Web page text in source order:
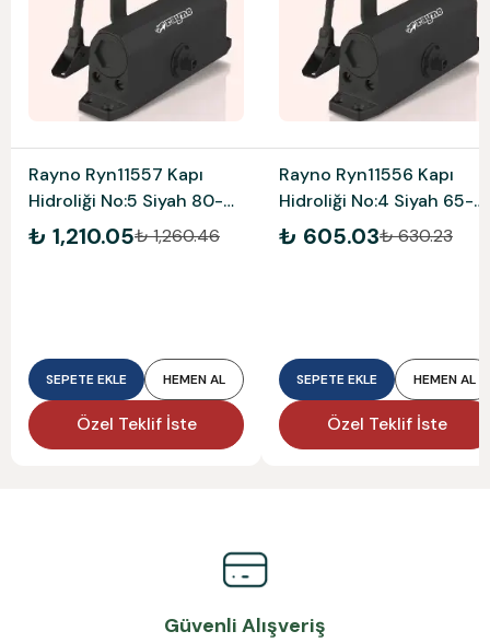
Rayno Ryn11557 Kapı
Hidroliği No:5 Siyah 80-
120 Kg
₺ 1,210.05₺ 1,260.46
SEPETE EKLE HEMEN AL
Özel Teklif İste
Rayno Ryn11556 Kapı
Hidroliği No:4 Siyah 65-
85 Kg
₺ 605.03₺ 630.23
SEPETE EKLE HEMEN AL
Özel Teklif İste
Güvenli Alışveriş